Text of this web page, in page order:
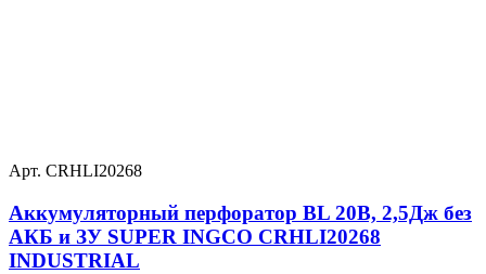
Арт. CRHLI20268
Аккумуляторный перфоратор BL 20В, 2,5Дж без
АКБ и ЗУ SUPER INGCO CRHLI20268
INDUSTRIAL